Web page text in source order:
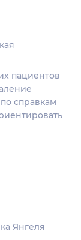
пациентов
справкам
Янгеля